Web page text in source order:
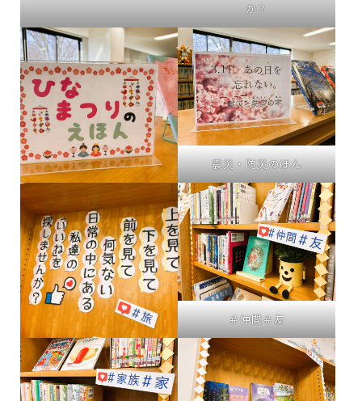
か？
震災・防災のほん
＃仲間＃友